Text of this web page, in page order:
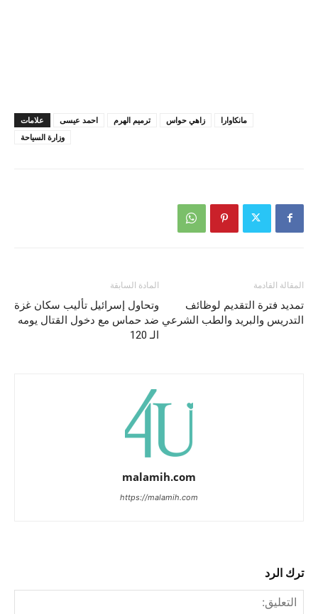
علامات احمد عيسى ترميم الهرم زاهي حواس
مانكاوارا
وزارة السياحة
المادة السابقة
وتحاول إسرائيل تأليب سكان غزة
ضد حماس مع دخول القتال يومه
الـ 120
المقالة القادمة
تمديد فترة التقديم لوظائف
التدريس والبريد والطب الشرعي
malamih.com
https://malamih.com
ترك الرد